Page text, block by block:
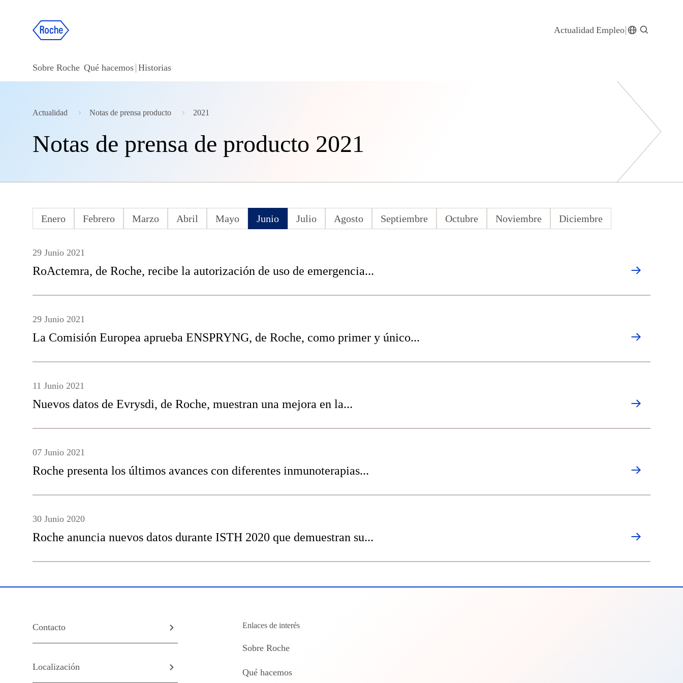
Actualidad Empleo
Sobre Roche Qué hacemos Historias
Actualidad Notas de prensa producto 2021
Notas de prensa de producto 2021
Enero Febrero Marzo Abril Mayo Junio Julio Agosto Septiembre Octubre Noviembre Diciembre
RoActemra, de Roche, recibe la autorización de uso de emergencia...
29 Junio 2021
La Comisión Europea aprueba ENSPRYNG, de Roche, como primer y único...
29 Junio 2021
Nuevos datos de Evrysdi, de Roche, muestran una mejora en la...
11 Junio 2021
Roche presenta los últimos avances con diferentes inmunoterapias...
07 Junio 2021
Roche anuncia nuevos datos durante ISTH 2020 que demuestran su...
30 Junio 2020
Contacto
Localización
Enlaces de interés
Sobre Roche
Qué hacemos